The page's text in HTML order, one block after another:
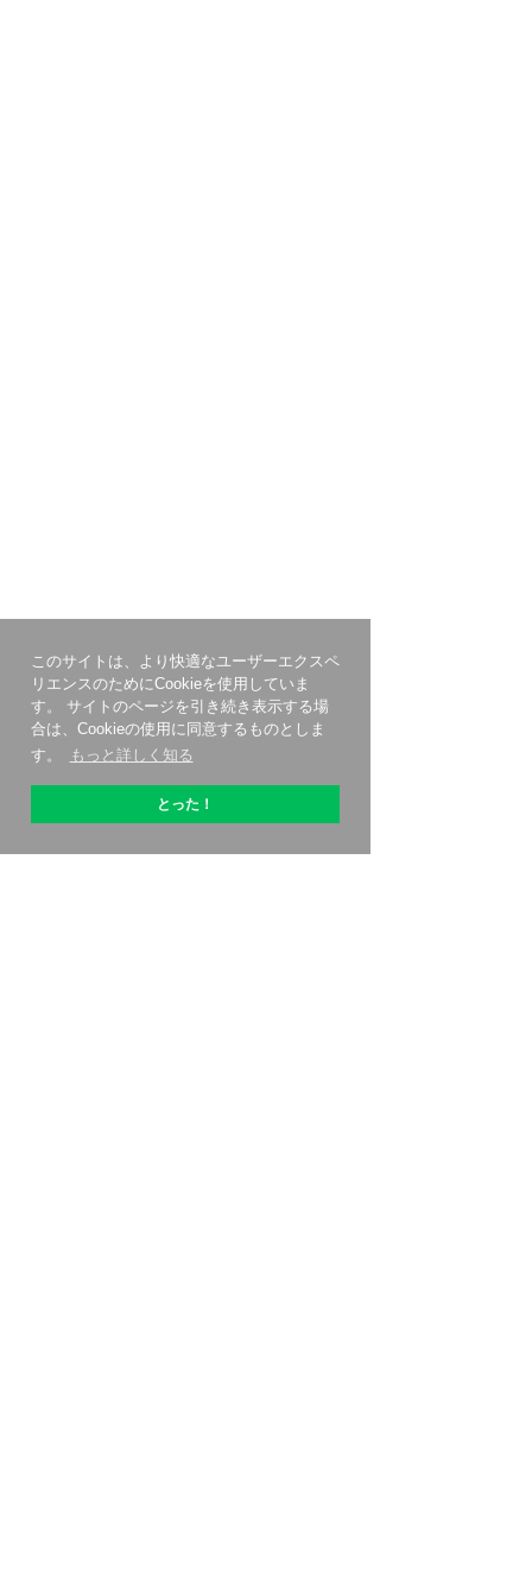
このサイトは、より快適なユーザーエクスペ
リエンスのためにCookieを使用していま
す。 サイトのページを引き続き表示する場
合は、Cookieの使用に同意するものとしま
す。
もっと詳しく知る
とった！